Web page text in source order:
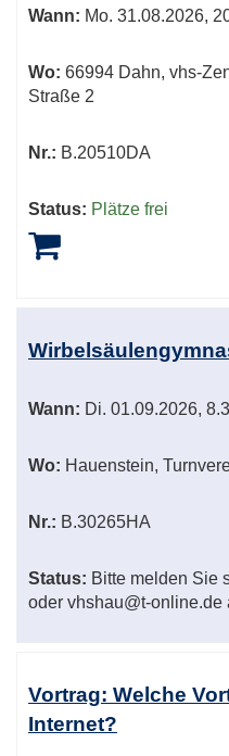
Wann: Mo. 31.08.2026,
Wo: 66994 Dahn, vhs-
Straße 2
Nr.: B.20510DA
Status: Plätze frei
Wann: Di. 01.09.2026,
Wo: Hauenstein,
Nr.: B.30265HA
Status: Bitte melden Sie
oder vhshau@t-online.de
Vortrag: Welche
Internet?